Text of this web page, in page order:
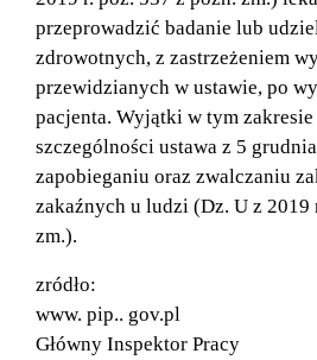
przeprowadzić badanie lub
zdrowotnych, z zastrzeżeniem
przewidzianych w ustawie, po
pacjenta. Wyjątki w tym
szczególności ustawa z 5
zapobieganiu oraz zwalczaniu
zakaźnych u ludzi (Dz. U z 2019
zm.).
zródło:
www. pip.. gov.pl
Główny Inspektor Pracy